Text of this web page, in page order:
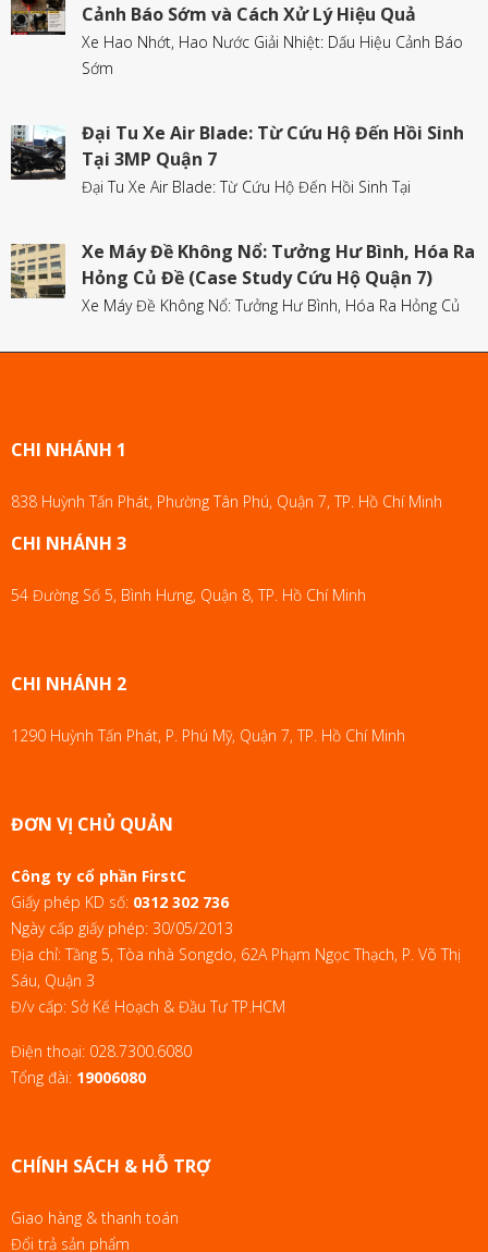
Cảnh Báo Sớm và Cách Xử Lý Hiệu Quả
Xe Hao Nhớt, Hao Nước Giải Nhiệt: Dấu Hiệu Cảnh Báo
Sớm
Đại Tu Xe Air Blade: Từ Cứu Hộ Đến Hồi Sinh
Tại 3MP Quận 7
Đại Tu Xe Air Blade: Từ Cứu Hộ Đến Hồi Sinh Tại
Xe Máy Đề Không Nổ: Tưởng Hư Bình, Hóa Ra
Hỏng Củ Đề (Case Study Cứu Hộ Quận 7)
Xe Máy Đề Không Nổ: Tưởng Hư Bình, Hóa Ra Hỏng Củ
CHI NHÁNH 1
838 Huỳnh Tấn Phát, Phường Tân Phú, Quận 7, TP. Hồ Chí Minh
CHI NHÁNH 3
54 Đường Số 5, Bình Hưng, Quận 8, TP. Hồ Chí Minh
CHI NHÁNH 2
1290 Huỳnh Tấn Phát, P. Phú Mỹ, Quận 7, TP. Hồ Chí Minh
ĐƠN VỊ CHỦ QUẢN
Công ty cổ phần FirstC
Giấy phép KD số: 0312 302 736
Ngày cấp giấy phép: 30/05/2013
Địa chỉ: Tầng 5, Tòa nhà Songdo, 62A Phạm Ngọc Thạch, P. Võ Thị
Sáu, Quận 3
Đ/v cấp: Sở Kế Hoạch & Đầu Tư TP.HCM
Điện thoại: 028.7300.6080
Tổng đài: 19006080
CHÍNH SÁCH & HỖ TRỢ
Giao hàng & thanh toán
Đổi trả sản phẩm